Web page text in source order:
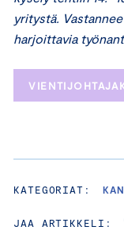
yritystä.
harjoittavia
KATEGORIAT:
JAA ARTIKKELI: